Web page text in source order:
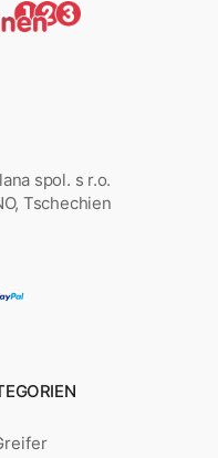
spol. s r.o.
Tschechien